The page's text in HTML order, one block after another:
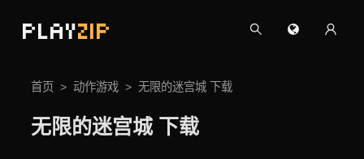
PLAYZIP
首页 动作游戏 无限的迷宫城 下载
无限的迷宫城 下载